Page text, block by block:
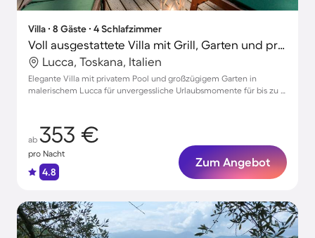
Villa ∙ 8 Gäste ∙ 4 Schlafzimmer
Voll ausgestattete Villa mit Grill, Garten und privatem Pool
Lucca, Toskana, Italien
Elegante Villa mit privatem Pool und großzügigem Garten in
malerischem Lucca für unvergessliche Urlaubsmomente für bis zu 8
ab 353 €
pro Nacht
4.8
Zum Angebot